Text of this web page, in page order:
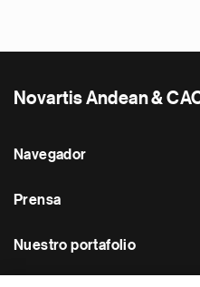
Novartis Andean &
Navegador
Prensa
Nuestro portafolio